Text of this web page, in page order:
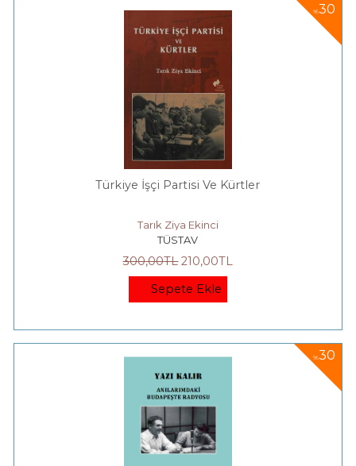
%30
Türkiye İşçi Partisi Ve Kürtler
Tarık Ziya Ekinci
TÜSTAV
300,00TL 210,00TL
Sepete Ekle
%30